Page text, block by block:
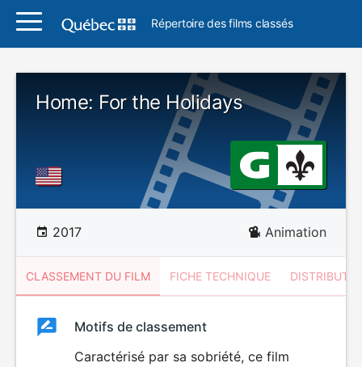
Répertoire des films classés
Home: For the Holidays
2017 Animation
CLASSEMENT DU FILM FICHE TECHNIQUE
ClassementClassement
Motifs de classement
Caractérisé par sa sobriété, ce film